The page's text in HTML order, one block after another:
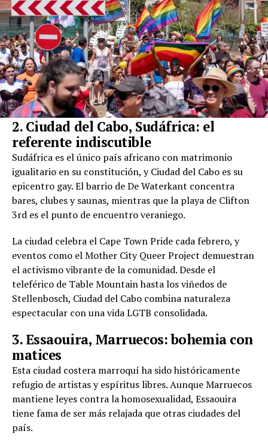
2. Ciudad del Cabo, Sudáfrica: el
referente indiscutible
Sudáfrica es el único país africano con matrimonio
igualitario en su constitución, y Ciudad del Cabo es su
epicentro gay. El barrio de De Waterkant concentra
bares, clubes y saunas, mientras que la playa de Clifton
3rd es el punto de encuentro veraniego.
La ciudad celebra el Cape Town Pride cada febrero, y
eventos como el Mother City Queer Project demuestran
el activismo vibrante de la comunidad. Desde el
teleférico de Table Mountain hasta los viñedos de
Stellenbosch, Ciudad del Cabo combina naturaleza
espectacular con una vida LGTB consolidada.
3. Essaouira, Marruecos: bohemia con
matices
Esta ciudad costera marroquí ha sido históricamente
refugio de artistas y espíritus libres. Aunque Marruecos
mantiene leyes contra la homosexualidad, Essaouira
tiene fama de ser más relajada que otras ciudades del
país.